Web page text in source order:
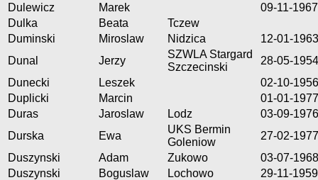
Dulewicz
Marek
09-11-1967
Dulka
Beata
Tczew
Duminski
Miroslaw Nidzica
12-01-1963
Dunal
Jerzy
SZWLA Stargard
Szczecinski
28-05-1954
Dunecki
Leszek
02-10-1956
Duplicki
Marcin
01-01-1977
Duras
Jaroslaw Lodz
03-09-1976
Durska
Ewa
UKS Bermin
Goleniow
27-02-1977
Duszynski
Adam Zukowo
03-07-1968
Duszynski
Boguslaw Lochowo
29-11-1959